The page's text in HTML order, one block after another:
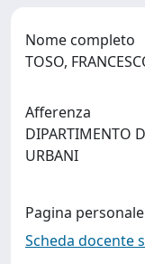
Nome completo
TOSO,
Afferenza
DIPARTIMENTO
URBANI
Pagina personale
Scheda docente